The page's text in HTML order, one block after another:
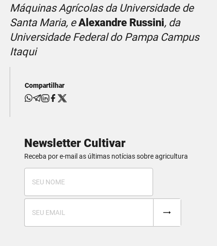
Máquinas Agrícolas da Universidade de
Santa Maria, eAlexandre Russini, da
Universidade Federal do Pampa Campus
Itaqui
Compartilhar
Newsletter Cultivar
Receba por e-mail as últimas notícias sobre agricultura